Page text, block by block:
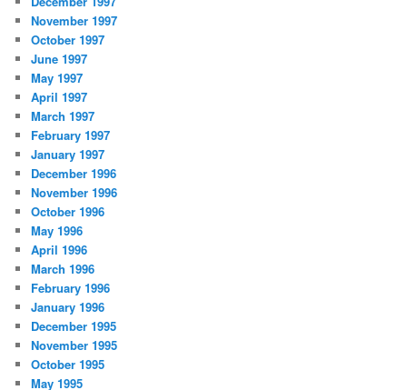
November 1997
October 1997
June 1997
May 1997
April 1997
March 1997
February 1997
January 1997
December 1996
November 1996
October 1996
May 1996
April 1996
March 1996
February 1996
January 1996
December 1995
November 1995
October 1995
May 1995